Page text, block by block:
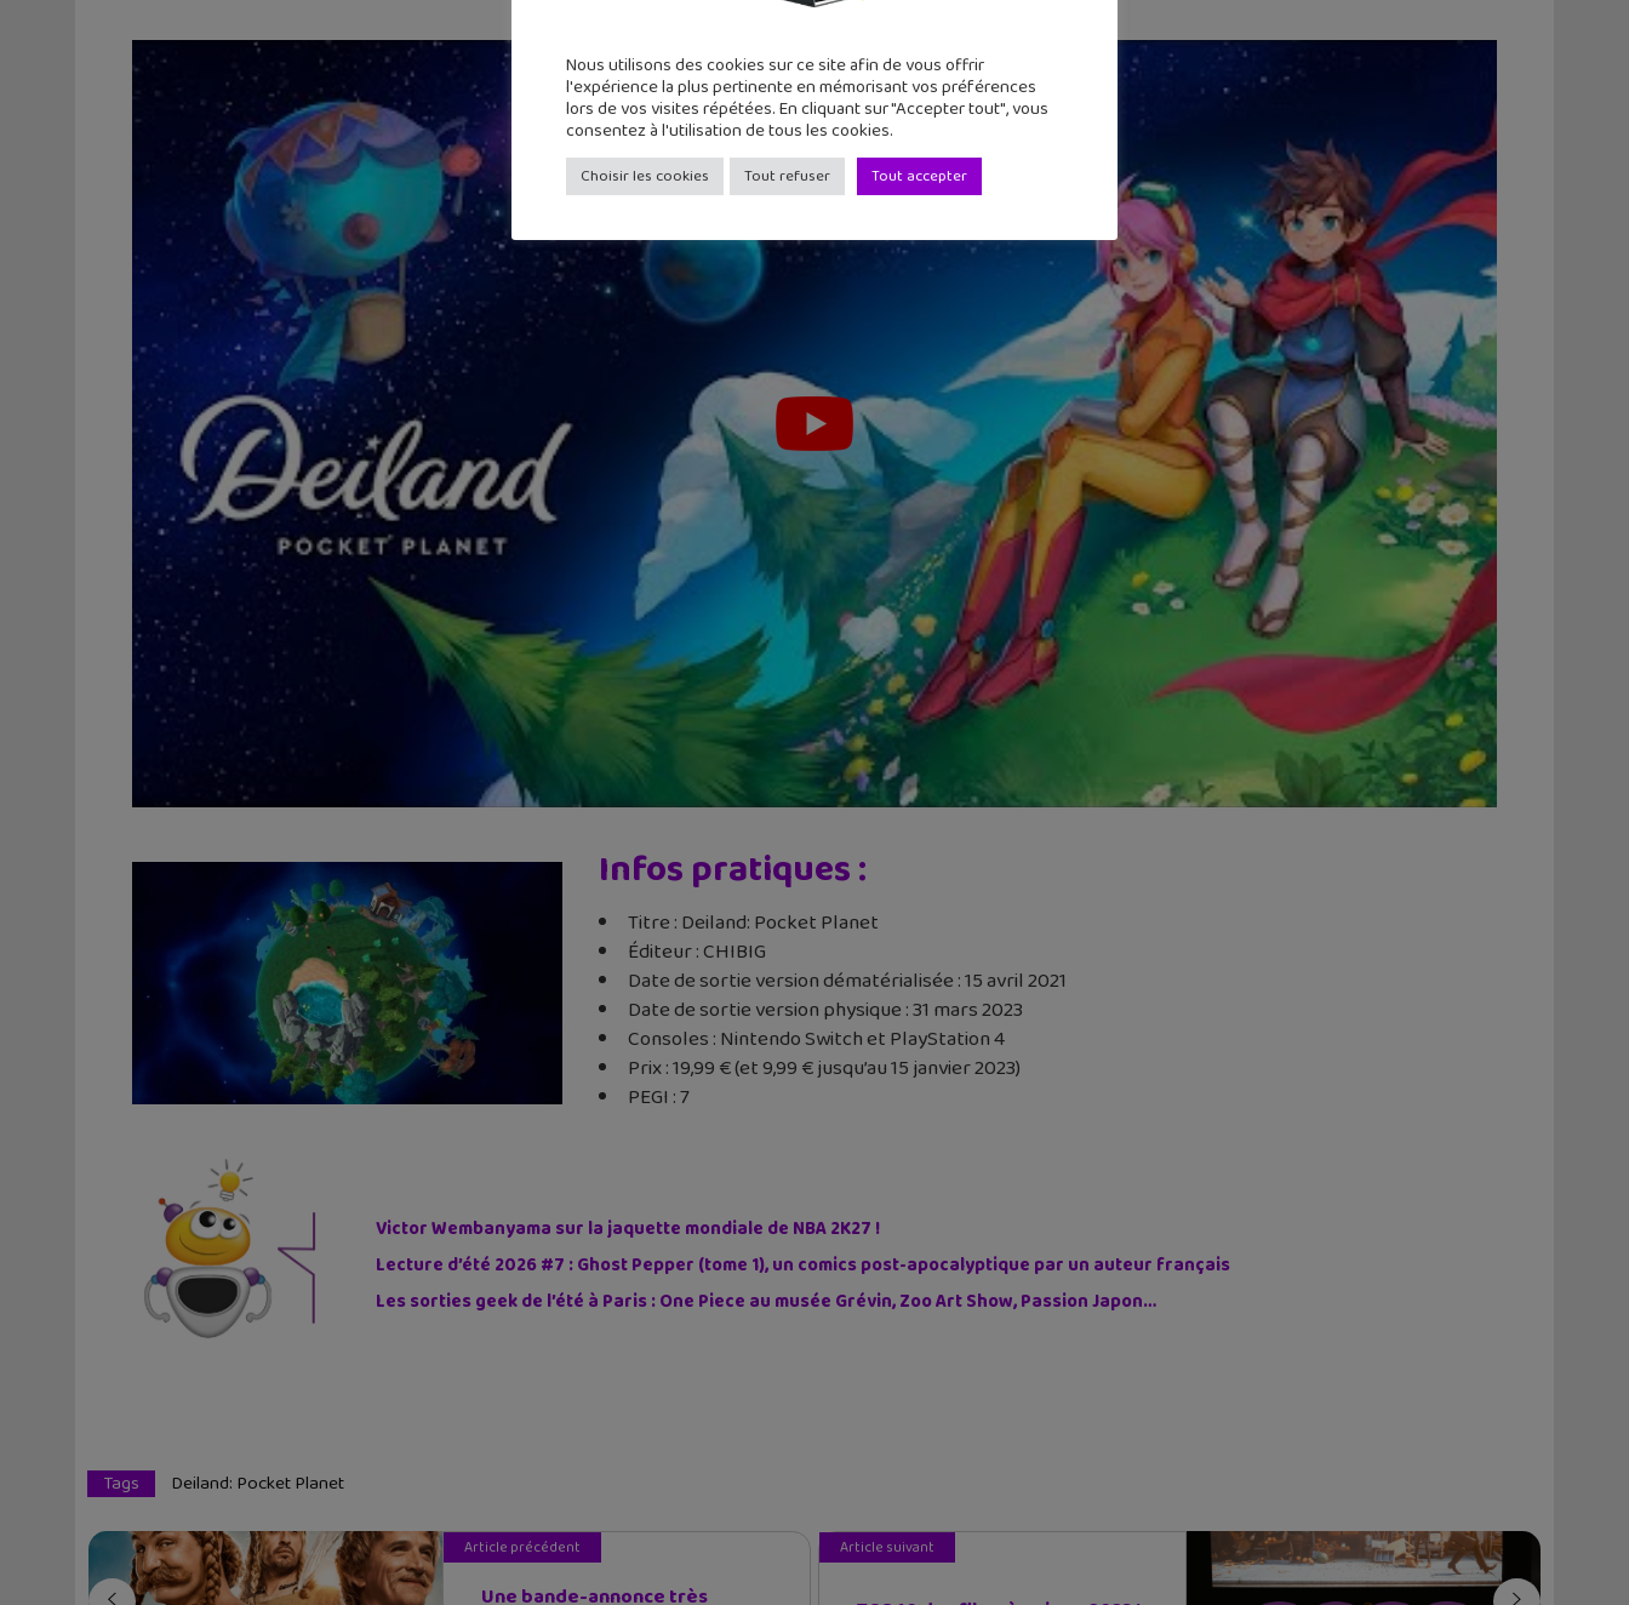
Infos pratiques :
Titre : Deiland: Pocket Planet
Éditeur : CHIBIG
Date de sortie version dématérialisée : 15 avril 2021
Date de sortie version physique : 31 mars 2023
Consoles : Nintendo Switch et PlayStation 4
Prix : 19,99 € (et 9,99 € jusqu’au 15 janvier 2023)
PEGI : 7
Victor Wembanyama sur la jaquette mondiale de NBA 2K27 !
Lecture d’été 2026 #7 : Ghost Pepper (tome 1), un comics post-apocalyptique par un auteur français
Les sorties geek de l’été à Paris : One Piece au musée Grévin, Zoo Art Show, Passion Japon…
Tags Deiland: Pocket Planet
Article précédent
Une bande-annonce très
Article suivant
Nous utilisons des cookies sur ce site afin de vous offrir
l'expérience la plus pertinente en mémorisant vos préférences
lors de vos visites répétées. En cliquant sur "Accepter tout", vous
consentez à l'utilisation de tous les cookies.
Choisir les cookies Tout refuser Tout accepter